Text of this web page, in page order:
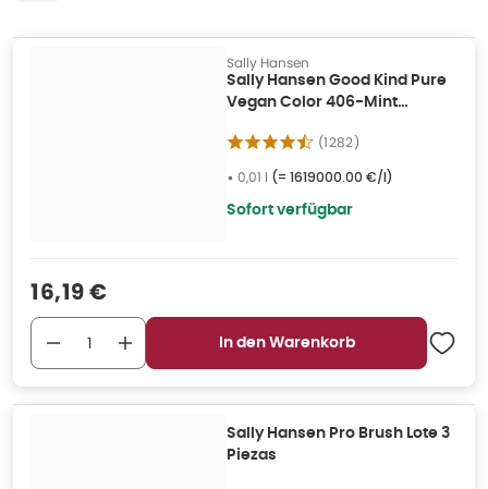
Sally Hansen
Sally Hansen Good Kind Pure
Vegan Color 406-Mint
(1282)
• 0,01 l (= 1619000.00 €/l)
Sofort verfügbar
Verkaufspreis
16,19 €
In den Warenkorb
Sally Hansen Pro Brush Lote 3
Piezas